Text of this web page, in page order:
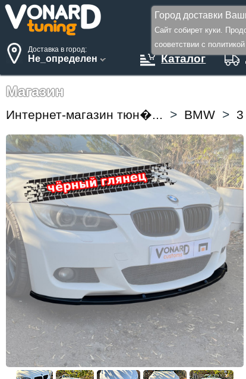
Город доставки
Сайт собирет куки.
сооветствии с
Доставка в город:
Не_определен Каталог
Магазин
Интернет-магазин тюн�... > BMW > 3